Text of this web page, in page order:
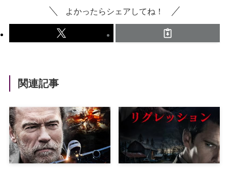
よかったらシェアしてね！
関連記事